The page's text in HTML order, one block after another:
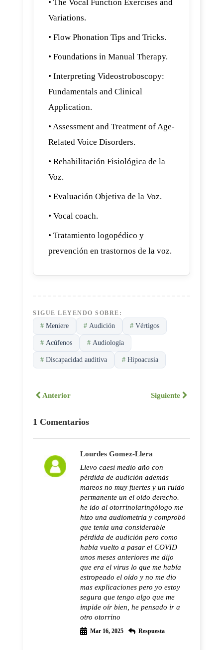
• The Vocal Function Exercises and
Variations.
• Flow Phonation Tips and Tricks.
• Foundations in Manual Therapy.
• Interpreting Videostroboscopy:
Fundamentals and Clinical
Application.
• Assessment and Treatment of Age-
Related Voice Disorders.
• Rehabilitación Fisiológica de la
Voz.
• Evaluación Objetiva de la Voz.
• Vocal coach.
• Tratamiento logopédico y
prevención en trastornos de la voz.
SIGUE LEYENDO SOBRE:
# Meniere # Audición # Vértigos
# Acúfenos # Audiología
# Discapacidad auditiva # Hipoacusia
Anterior Siguiente
1 Comentarios
Lourdes Gomez-Llera
Llevo caesi medio año con
pérdida de audición además
mareos no muy fuertes y un ruido
permanente un el oído derecho.
he ido al otorrinolaringólogo me
hizo una audiometría y comprobó
que tenía una considerable
pérdida de audición pero como
había vuelto a pasar el COVID
unos meses anteriores me dijo
que era el virus lo que me había
estropeado el oído y no me dio
mas explicaciones pero yo estoy
segura que tengo algo que me
impide oír bien, he pensado ir a
otro otorrino
Mar 16, 2025 Respuesta